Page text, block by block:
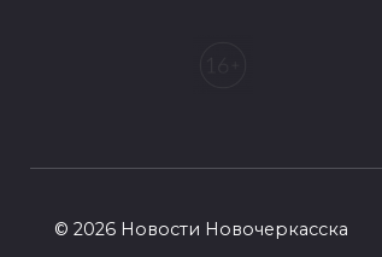
© 2026 Новости Новочеркасска